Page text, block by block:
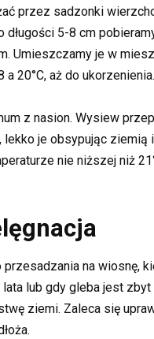
przez sadzonki
długości 5-8 cm
Umieszczamy je w
20°C, aż do
z nasion. Wysiew
je obsypując ziemią
nie niższej niż
przesadzania na wiosnę,
lub gdy gleba jest
ziemi. Zaleca się